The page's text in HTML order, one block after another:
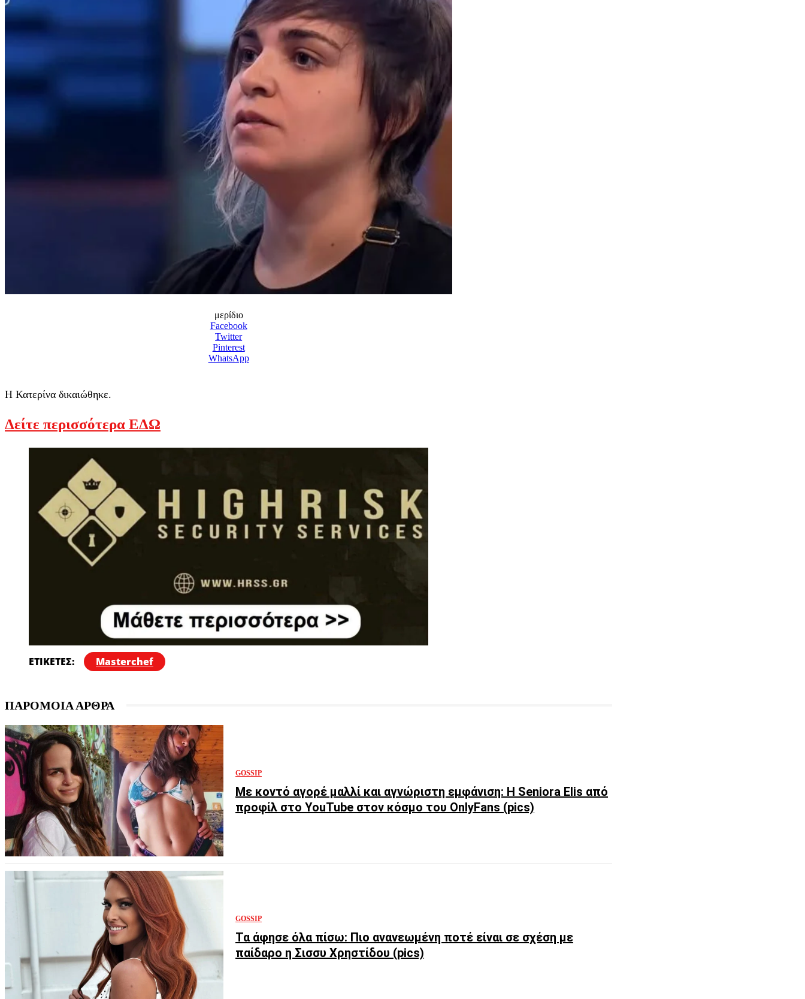
μερίδιο
Facebook
Twitter
Pinterest
WhatsApp
Η Κατερίνα δικαιώθηκε.
Δείτε περισσότερα ΕΔΩ
ΕΤΙΚΕΤΕΣ: Masterchef
ΠΑΡΟΜΟΙΑ ΑΡΘΡΑ
GOSSIP
Με κοντό αγορέ μαλλί και αγνώριστη εμφάνιση: Η Seniora Elis από
προφίλ στο YouTube στον κόσμο του OnlyFans (pics)
GOSSIP
Τα άφησε όλα πίσω: Πιο ανανεωμένη ποτέ είναι σε σχέση με
παίδαρο η Σισσυ Χρηστίδου (pics)